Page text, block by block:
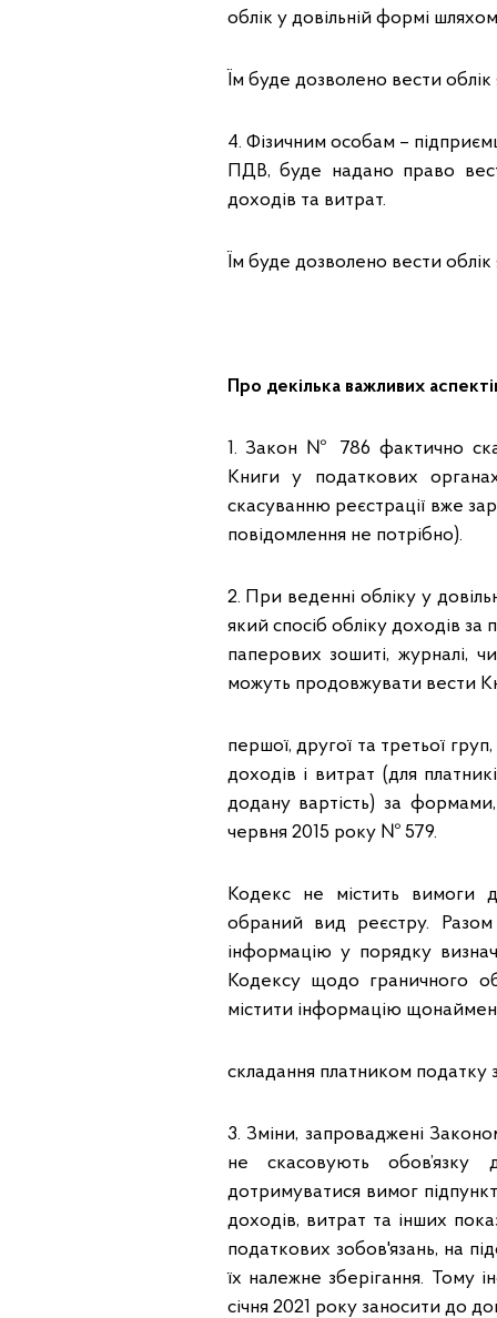
облік у довільній формі
Їм буде дозволено вести
4. Фізичним особам –
ПДВ, буде надано право
доходів та витрат.
Їм буде дозволено вести
Про декілька важливих
1. Закон № 786 фактично
Книги у податкових
скасуванню реєстрації вже
повідомлення не потрібно).
2. При веденні обліку у
який спосіб обліку доходів
паперових зошиті, журналі,
можуть продовжувати вести
першої, другої та третьої
доходів і витрат (для
додану вартість) за
червня 2015 року № 579.
Кодекс не містить вимоги
обраний вид реєстру.
інформацію у порядку
Кодексу щодо граничного
містити інформацію
складання платником податку
3. Зміни, запроваджені
не скасовують обов’язку
дотримуватися вимог
доходів, витрат та інших
податкових зобов'язань, на
їх належне зберігання. Тому
січня 2021 року заносити до